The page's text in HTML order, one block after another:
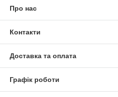
Про нас
Контакти
Доставка та оплата
Графік роботи